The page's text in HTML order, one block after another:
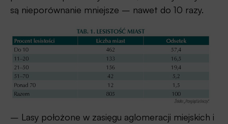
są nieporównanie mniejsze – nawet do 10 razy.
– Lasy położone w zasięgu aglomeracji miejskich i